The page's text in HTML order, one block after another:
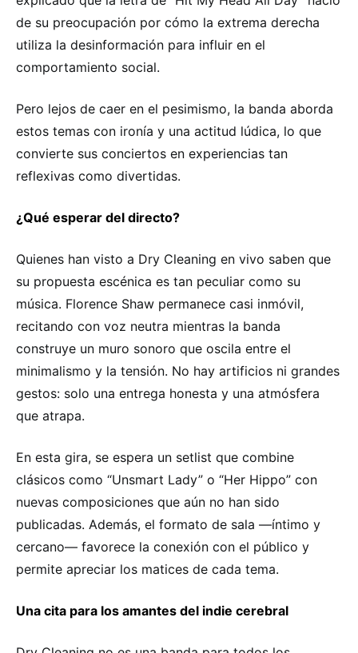
de su preocupación por cómo la extrema derecha
utiliza la desinformación para influir en el
comportamiento social.
Pero lejos de caer en el pesimismo, la banda aborda
estos temas con ironía y una actitud lúdica, lo que
convierte sus conciertos en experiencias tan
reflexivas como divertidas.
¿Qué esperar del directo?
Quienes han visto a Dry Cleaning en vivo saben que
su propuesta escénica es tan peculiar como su
música. Florence Shaw permanece casi inmóvil,
recitando con voz neutra mientras la banda
construye un muro sonoro que oscila entre el
minimalismo y la tensión. No hay artificios ni grandes
gestos: solo una entrega honesta y una atmósfera
que atrapa.
En esta gira, se espera un setlist que combine
clásicos como “Unsmart Lady” o “Her Hippo” con
nuevas composiciones que aún no han sido
publicadas. Además, el formato de sala —íntimo y
cercano— favorece la conexión con el público y
permite apreciar los matices de cada tema.
Una cita para los amantes del indie cerebral